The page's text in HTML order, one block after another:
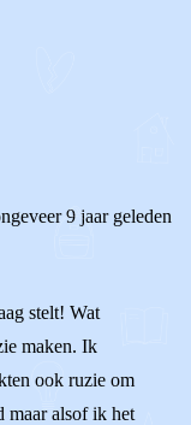
9 jaar geleden
stelt! Wat
maken. Ik
ook ruzie om
maar alsof ik het